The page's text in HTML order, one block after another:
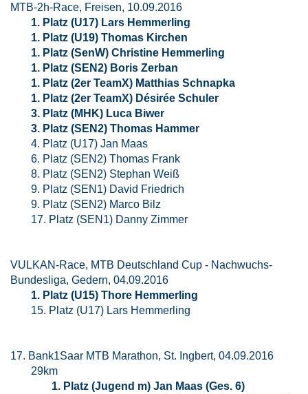
MTB-2h-Race, Freisen, 10.09.2016
1. Platz (U17) Lars Hemmerling
1. Platz (U19) Thomas Kirchen
1. Platz (SenW) Christine Hemmerling
1. Platz (SEN2) Boris Zerban
1. Platz (2er TeamX) Matthias Schnapka
1. Platz (2er TeamX) Désirée Schuler
3. Platz (MHK) Luca Biwer
3. Platz (SEN2) Thomas Hammer
4. Platz (U17) Jan Maas
6. Platz (SEN2) Thomas Frank
8. Platz (SEN2) Stephan Weiß
9. Platz (SEN1) David Friedrich
9. Platz (SEN2) Marco Bilz
17. Platz (SEN1) Danny Zimmer
VULKAN-Race, MTB Deutschland Cup - Nachwuchs-
Bundesliga, Gedern, 04.09.2016
1. Platz (U15) Thore Hemmerling
15. Platz (U17) Lars Hemmerling
17. Bank1Saar MTB Marathon, St. Ingbert, 04.09.2016
29km
1. Platz (Jugend m) Jan Maas (Ges. 6)